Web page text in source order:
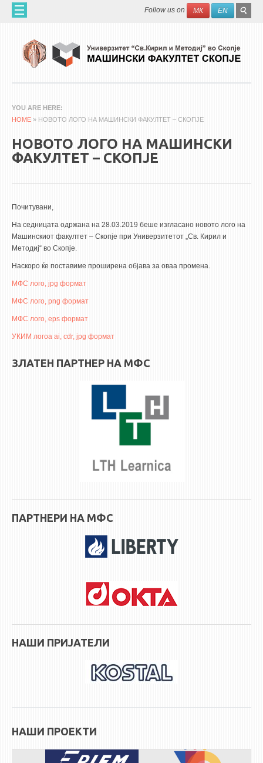
Skip to main content Search
Follow us on МК EN
ABOUT US
60 YEARS MF
ORGANIZATION
SCIENTIFIC ACTIVITIES
APPLIED ACTIVITES
PROFESSORS
ASSOCIATE PROFESSORS
ASSISTANT PROFESSORS
ASSISTANTS
LECTORS
RETIRED STAFF
INTERNATIONAL EXCHANGE
ANNOUNCEMENTS
STUDENT ISSUES
YOU ARE HERE
HOME » НОВОТО ЛОГО НА МАШИНСКИ ФАКУЛТЕТ – СКОПЈЕ
НОВОТО ЛОГО НА МАШИНСКИ
ФАКУЛТЕТ – СКОПЈЕ
Почитувани,
На седницата одржана на 28.03.2019 беше изгласано новото лого на
Машинскиот факултет – Скопје при Универзитетот „Св. Кирил и
Методиј“ во Скопје.
Наскоро ќе поставиме проширена објава за оваа промена.
МФС лого, jpg формат
МФС лого, png формат
МФС лого, eps формат
УКИМ логоа ai, cdr, jpg формат
ЗЛАТЕН ПАРТНЕР НА МФС
ПАРТНЕРИ НА МФС
НАШИ ПРИЈАТЕЛИ
НАШИ ПРОЕКТИ